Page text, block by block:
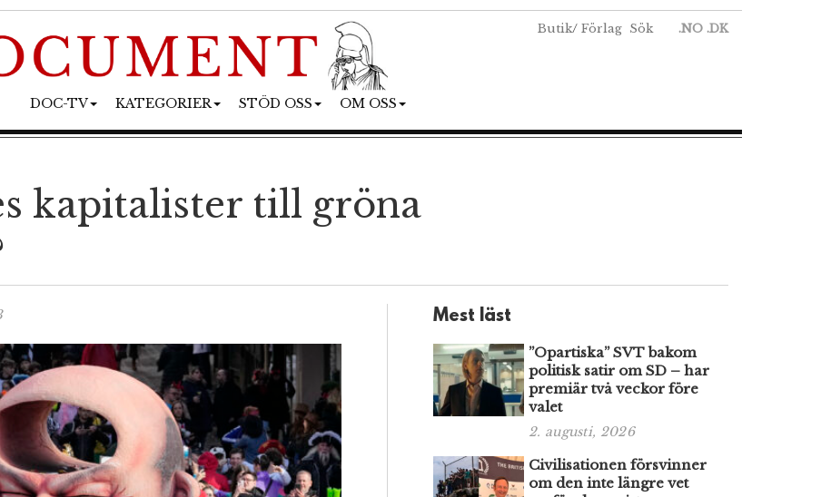
Butik/ Förlag Sök .NO .DK
DOC-TV KATEGORIER STÖD OSS OM OSS
kapitalister till gröna
Mest läst
”Opartiska” SVT bakom
politisk satir om SD – har
premiär två veckor före
valet
2. augusti, 2026
Civilisationen försvinner
om den inte längre vet